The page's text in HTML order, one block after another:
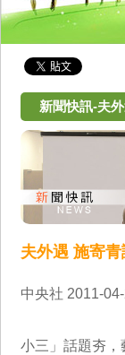
新聞快訊-夫
夫外遇 施寄
中央社 2011-
小三」話題夯